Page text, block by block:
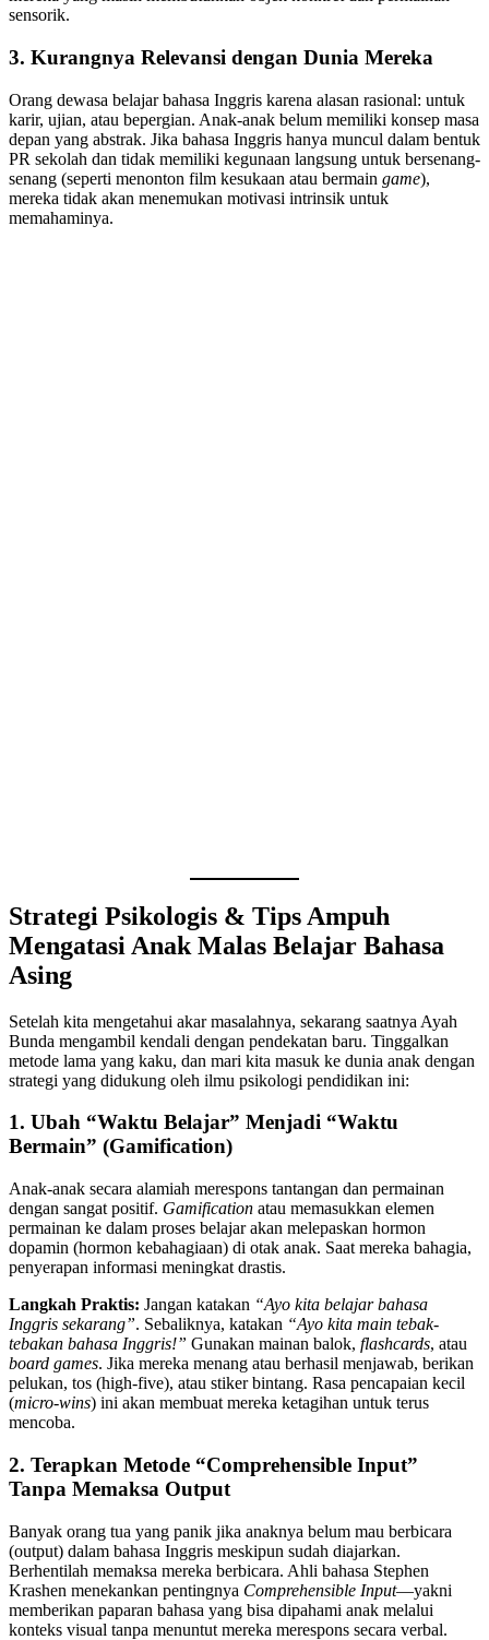
sensorik.
3. Kurangnya Relevansi dengan Dunia Mereka
Orang dewasa belajar bahasa Inggris karena alasan rasional: untuk
karir, ujian, atau bepergian. Anak-anak belum memiliki konsep masa
depan yang abstrak. Jika bahasa Inggris hanya muncul dalam bentuk
PR sekolah dan tidak memiliki kegunaan langsung untuk bersenang-
senang (seperti menonton film kesukaan atau bermain game),
mereka tidak akan menemukan motivasi intrinsik untuk
memahaminya.
Strategi Psikologis & Tips Ampuh
Mengatasi Anak Malas Belajar Bahasa
Asing
Setelah kita mengetahui akar masalahnya, sekarang saatnya Ayah
Bunda mengambil kendali dengan pendekatan baru. Tinggalkan
metode lama yang kaku, dan mari kita masuk ke dunia anak dengan
strategi yang didukung oleh ilmu psikologi pendidikan ini:
1. Ubah “Waktu Belajar” Menjadi “Waktu
Bermain” (Gamification)
Anak-anak secara alamiah merespons tantangan dan permainan
dengan sangat positif. Gamification atau memasukkan elemen
permainan ke dalam proses belajar akan melepaskan hormon
dopamin (hormon kebahagiaan) di otak anak. Saat mereka bahagia,
penyerapan informasi meningkat drastis.
Langkah Praktis: Jangan katakan “Ayo kita belajar bahasa
Inggris sekarang”. Sebaliknya, katakan “Ayo kita main tebak-
tebakan bahasa Inggris!” Gunakan mainan balok, flashcards, atau
board games. Jika mereka menang atau berhasil menjawab, berikan
pelukan, tos (high-five), atau stiker bintang. Rasa pencapaian kecil
(micro-wins) ini akan membuat mereka ketagihan untuk terus
mencoba.
2. Terapkan Metode “Comprehensible Input”
Tanpa Memaksa Output
Banyak orang tua yang panik jika anaknya belum mau berbicara
(output) dalam bahasa Inggris meskipun sudah diajarkan.
Berhentilah memaksa mereka berbicara. Ahli bahasa Stephen
Krashen menekankan pentingnya Comprehensible Input—yakni
memberikan paparan bahasa yang bisa dipahami anak melalui
konteks visual tanpa menuntut mereka merespons secara verbal.